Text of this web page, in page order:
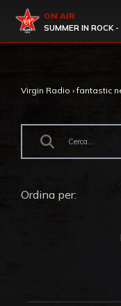
Virgin Radio
ON AIR
SUMMER IN ROCK
Virgin Radio ›fantastic
Ordina per: